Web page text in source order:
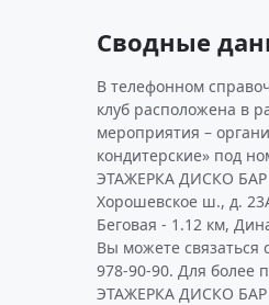
Сводные
В телефонном
клуб расположена в
мероприятия –
кондитерские» под
ЭТАЖЕРКА ДИСКО БАР
Хорошевское ш., д.
Беговая - 1.12 км,
Вы можете связаться
978-90-90. Для более
ЭТАЖЕРКА ДИСКО БАР